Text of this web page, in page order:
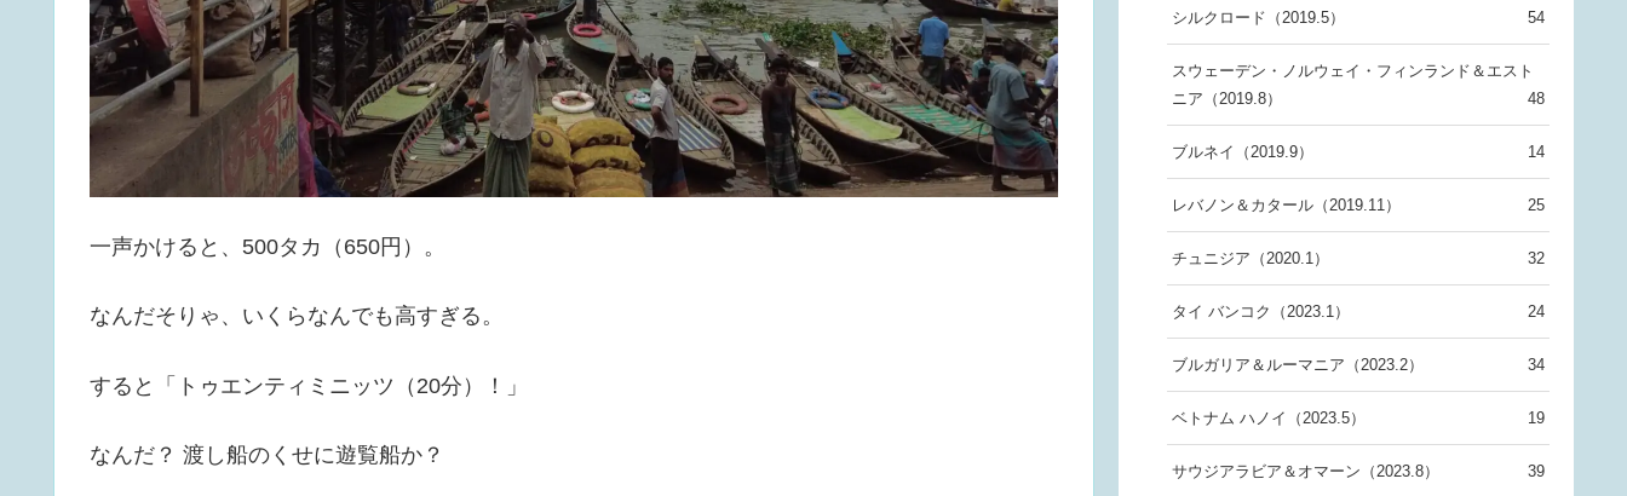
一声かけると、500タカ（650円）。
なんだそりゃ、いくらなんでも高すぎる。
すると「トゥエンティミニッツ（20分）！」
なんだ？ 渡し船のくせに遊覧船か？
シルクロード（2019.5） 54
スウェーデン・ノルウェイ・フィンランド＆エスト
ニア（2019.8）
48
ブルネイ（2019.9） 14
レバノン＆カタール（2019.11） 25
チュニジア（2020.1） 32
タイ バンコク（2023.1） 24
ブルガリア＆ルーマニア（2023.2） 34
ベトナム ハノイ（2023.5） 19
サウジアラビア＆オマーン（2023.8） 39